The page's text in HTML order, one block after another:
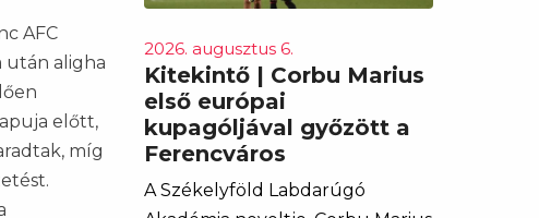
AFC
után aligha
előtt,
míg
2026. augusztus 6.
Kitekintő | Corbu Marius
első európai
kupagóljával győzött a
Ferencváros
A Székelyföld Labdarúgó